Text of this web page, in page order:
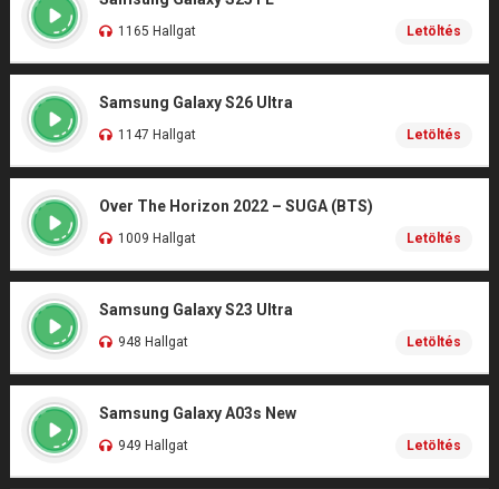
1165 Hallgat Letöltés
Samsung Galaxy S26 Ultra
1147 Hallgat Letöltés
Over The Horizon 2022 – SUGA (BTS)
1009 Hallgat Letöltés
Samsung Galaxy S23 Ultra
948 Hallgat Letöltés
Samsung Galaxy A03s New
949 Hallgat Letöltés